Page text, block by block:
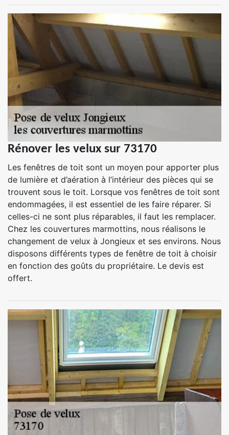
Rénover les velux sur 73170
Les fenêtres de toit sont un moyen pour apporter plus
de lumière et d’aération à l’intérieur des pièces qui se
trouvent sous le toit. Lorsque vos fenêtres de toit sont
endommagées, il est essentiel de les faire réparer. Si
celles-ci ne sont plus réparables, il faut les remplacer.
Chez les couvertures marmottins, nous réalisons le
changement de velux à Jongieux et ses environs. Nous
disposons différents types de fenêtre de toit à choisir
en fonction des goûts du propriétaire. Le devis est
offert.